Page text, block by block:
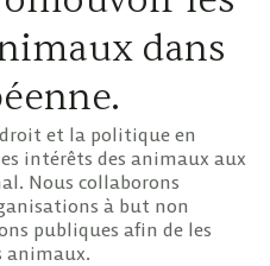
dans
et la politique en
intérêts des animaux aux
Nous collaborons
à but non
publiques afin de les
animaux.